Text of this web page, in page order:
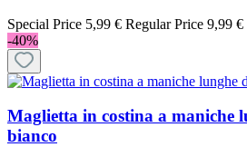
Special Price 5,99 € Regular Price 9,99 €
-40%
Maglietta in costina a maniche
bianco